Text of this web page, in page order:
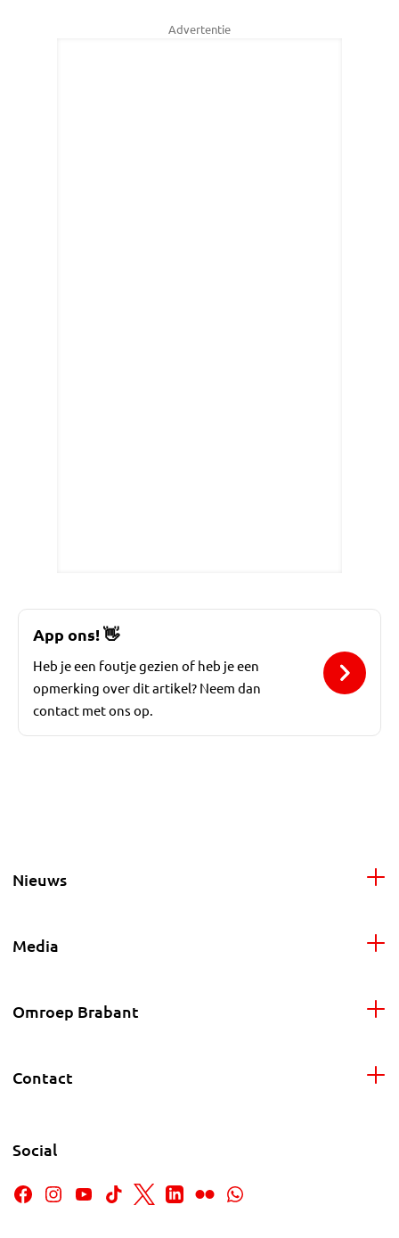
Advertentie
App ons!👋
Heb je een foutje gezien of heb je een
opmerking over dit artikel? Neem dan
contact met ons op.
Nieuws
Media
Omroep Brabant
Contact
Social